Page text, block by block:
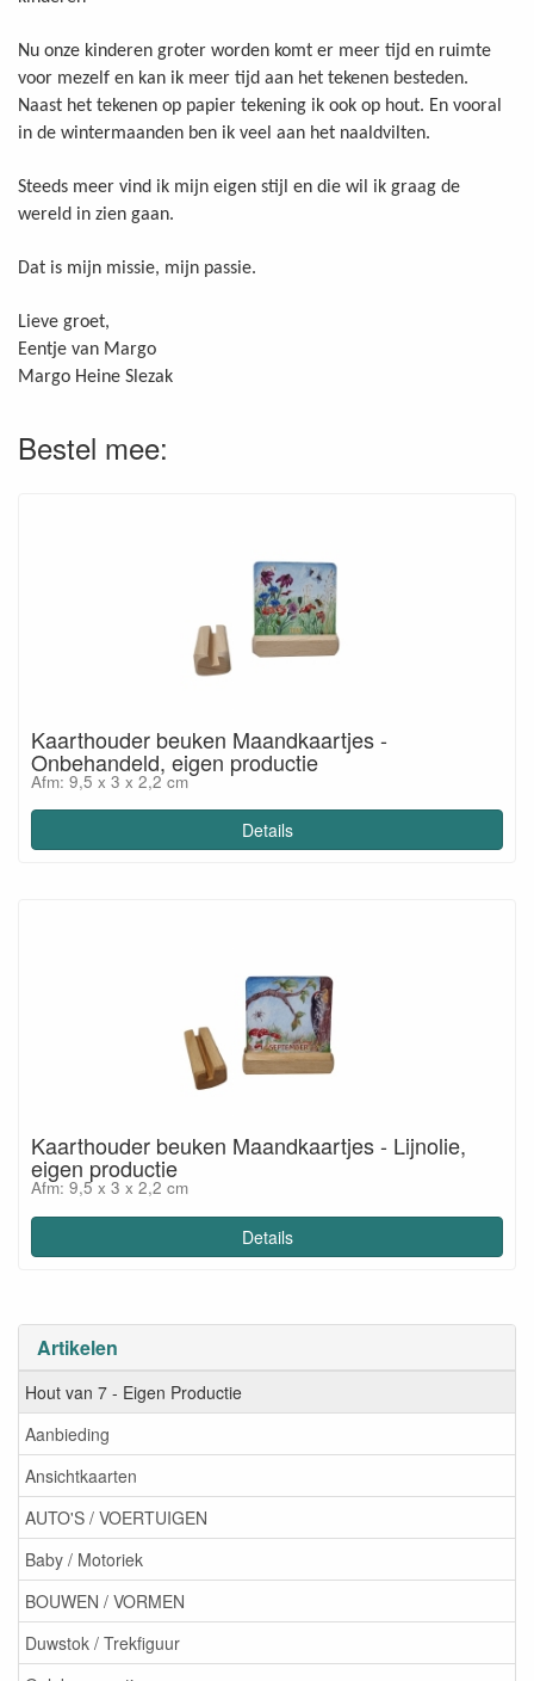
Artikelen
Hout van 7 - Eigen Productie
Aanbieding
Ansichtkaarten
AUTO'S / VOERTUIGEN
Baby / Motoriek
BOUWEN / VORMEN
Duwstok / Trekfiguur
Nu onze kinderen groter worden komt er meer tijd en ruimte
voor mezelf en kan ik meer tijd aan het tekenen besteden.
Naast het tekenen op papier tekening ik ook op hout. En vooral
in de wintermaanden ben ik veel aan het naaldvilten.
Steeds meer vind ik mijn eigen stijl en die wil ik graag de
wereld in zien gaan.
Dat is mijn missie, mijn passie.
Lieve groet,
Eentje van Margo
Margo Heine Slezak
Bestel mee:
Kaarthouder beuken Maandkaartjes -
Onbehandeld, eigen productie
Afm: 9,5 x 3 x 2,2 cm
Details
Kaarthouder beuken Maandkaartjes - Lijnolie,
eigen productie
Afm: 9,5 x 3 x 2,2 cm
Details